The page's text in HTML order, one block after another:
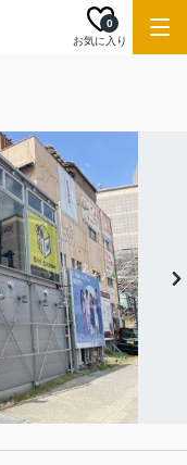
お気に入り
0